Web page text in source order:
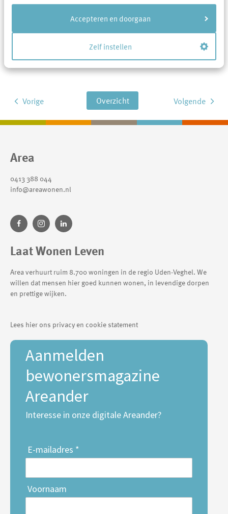
Accepteren en doorgaan
Zelf instellen
Maandag, dinsdag en donderdag van 09.00 tot 12.30 uur.
We nemen dit besluit omdat -helaas- het agressieve gedrag naar
onze baliemedewerkers toeneemt. Op deze manier garanderen we
meer veiligheid voor onze medewerkers.
Volgende
Overzicht
Vorige
Contactinformatie
Area
0413 388 044
info@areawonen.nl
Laat Wonen Leven
Area verhuurt ruim 8.700 woningen in de regio Uden-Veghel. We
willen dat mensen hier goed kunnen wonen, in levendige dorpen
en prettige wijken.
Lees hier ons privacy en cookie statement
Aanmelden
bewonersmagazine
Areander
Interesse in onze digitale Areander?
E-mailadres *
Voornaam